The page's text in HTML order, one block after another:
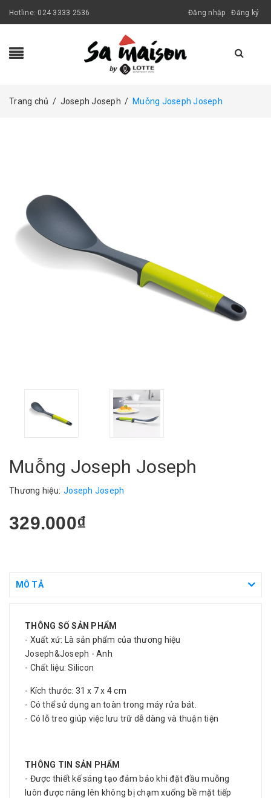
Hotline: 024 3333 2536 Đăng nhập Đăng ký
Trang chủ / Joseph Joseph / Muỗng Joseph Joseph
Muỗng Joseph Joseph
Thương hiệu: Joseph Joseph
329.000₫
MÔ TẢ
THÔNG SỐ SẢN PHẨM
- Xuất xứ: Là sản phẩm của thương hiệu
Joseph&Joseph - Anh
- Chất liệu: Silicon
- Kích thước: 31 x 7 x 4 cm
- Có thể sử dụng an toàn trong máy rửa bát.
- Có lỗ treo giúp việc lưu trữ dễ dàng và thuận tiện
THÔNG TIN SẢN PHẨM
- Được thiết kế sáng tạo đảm bảo khi đặt đầu muỗng
luôn được nâng lên không bị chạm xuống bề mặt tiếp